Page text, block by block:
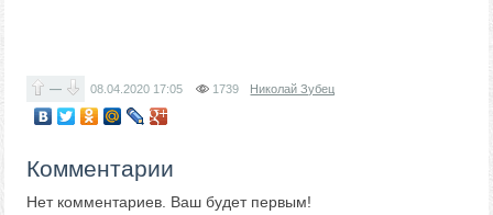
— 08.04.2020 17:05 1739 Николай Зубец
Комментарии
Нет комментариев. Ваш будет первым!